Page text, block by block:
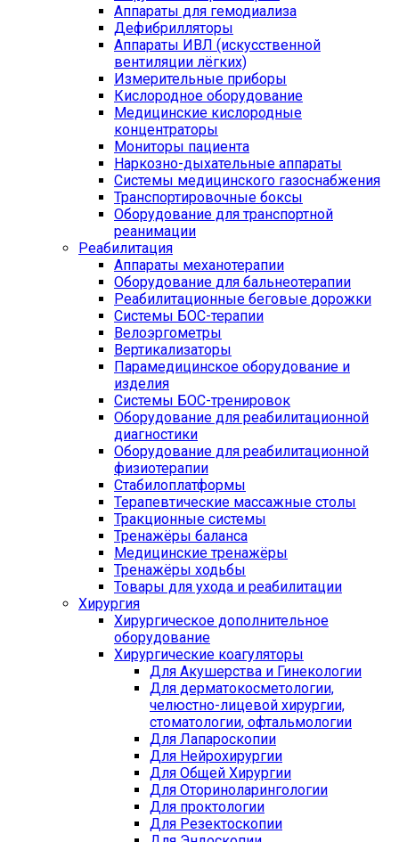
Аппараты для гемодиализа
Дефибрилляторы
Аппараты ИВЛ (искусственной
вентиляции лёгких)
Измерительные приборы
Кислородное оборудование
Медицинские кислородные
концентраторы
Мониторы пациента
Наркозно-дыхательные аппараты
Системы медицинского газоснабжения
Транспортировочные боксы
Оборудование для транспортной
реанимации
Реабилитация
Аппараты механотерапии
Оборудование для бальнеотерапии
Реабилитационные беговые дорожки
Системы БОС-терапии
Велоэргометры
Вертикализаторы
Парамедицинское оборудование и
изделия
Системы БОС-тренировок
Оборудование для реабилитационной
диагностики
Оборудование для реабилитационной
физиотерапии
Стабилоплатформы
Терапевтические массажные столы
Тракционные системы
Тренажёры баланса
Медицинские тренажёры
Тренажёры ходьбы
Товары для ухода и реабилитации
Хирургия
Хирургическое дополнительное
оборудование
Хирургические коагуляторы
Для Акушерства и Гинекологии
Для дерматокосметологии,
челюстно-лицевой хирургии,
стоматологии, офтальмологии
Для Лапароскопии
Для Нейрохирургии
Для Общей Хирургии
Для Оториноларингологии
Для проктологии
Для Резектоскопии